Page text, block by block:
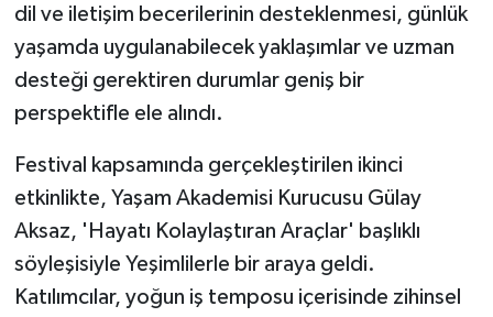
dil ve iletişim becerilerinin desteklenmesi, günlük
yaşamda uygulanabilecek yaklaşımlar ve uzman
desteği gerektiren durumlar geniş bir
perspektifle ele alındı.
Festival kapsamında gerçekleştirilen ikinci
etkinlikte, Yaşam Akademisi Kurucusu Gülay
Aksaz, 'Hayatı Kolaylaştıran Araçlar' başlıklı
söyleşisiyle Yeşimlilerle bir araya geldi.
Katılımcılar, yoğun iş temposu içerisinde zihinsel
Yerel Haberler